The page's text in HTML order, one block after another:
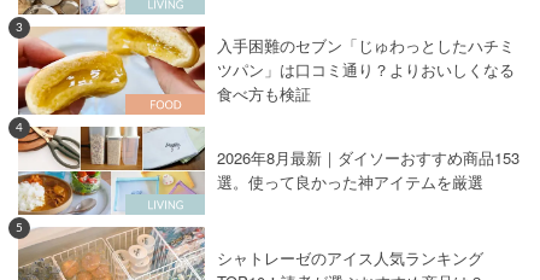
3
入手困難のセブン「じゅわっとしたハチミ
ツパン」は口コミ通り？よりおいしくなる
食べ方も検証
4
2026年8月最新｜ダイソーおすすめ商品153
選。使って良かった神アイテムを厳選
5
シャトレーゼのアイス人気ランキング